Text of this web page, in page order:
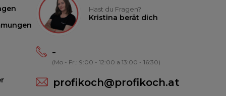
Hast du Fragen?
Kristina berät dich
-
(Mo - Fr.: 9:00 - 12:00 a 13:00 - 16:30)
profikoch@profikoch.at